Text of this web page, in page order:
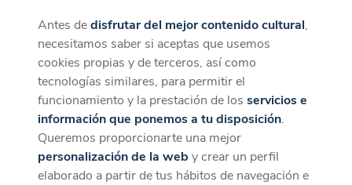
CaixaForum+
La mejor experiencia desde la App
Descargar
Antes dedisfrutar del mejor contenido cultural,
necesitamos saber si aceptas que usemos
cookies propias y de terceros, así como
tecnologías similares, para permitir el
funcionamiento y la prestación de losservicios e
información que ponemos a tu disposición.
Queremos proporcionarte una mejor
personalización de la web y crear un perfil
elaborado a partir de tus hábitos de navegación e